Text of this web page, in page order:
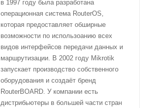
в 1997 году была разработана
операционная система RouterOS,
которая предоставляет обширные
возможности по использоанию всех
видов интерфейсов передачи данных и
маршрутизации. В 2002 году Mikrotik
запускает производство собственного
оборудования и создаёт бренд
RouterBOARD. У компании есть
дистрибьютеры в большей части стран